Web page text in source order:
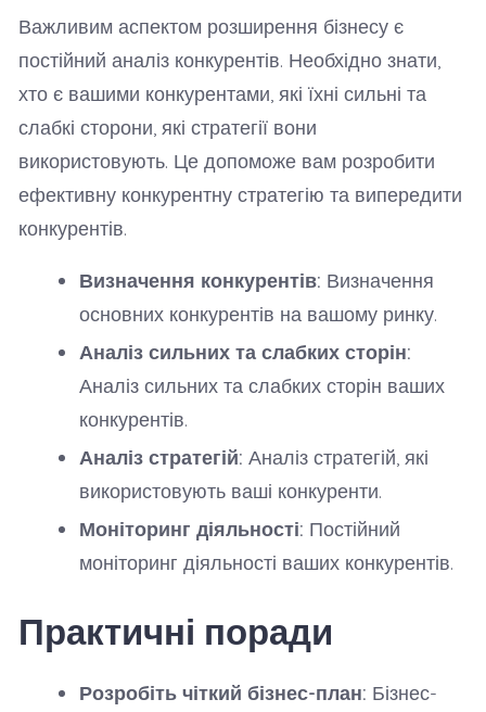
Важливим аспектом розширення бізнесу є
постійний аналіз конкурентів. Необхідно знати,
хто є вашими конкурентами, які їхні сильні та
слабкі сторони, які стратегії вони
використовують. Це допоможе вам розробити
ефективну конкурентну стратегію та випередити
конкурентів.
Визначення конкурентів: Визначення
основних конкурентів на вашому ринку.
Аналіз сильних та слабких сторін:
Аналіз сильних та слабких сторін ваших
конкурентів.
Аналіз стратегій: Аналіз стратегій, які
використовують ваші конкуренти.
Моніторинг діяльності: Постійний
моніторинг діяльності ваших конкурентів.
Практичні поради
Розробіть чіткий бізнес-план: Бізнес-